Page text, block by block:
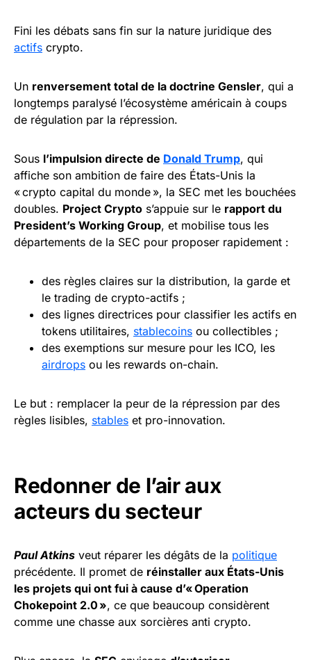
Fini les débats sans fin sur la nature juridique des
actifs crypto.
Un renversement total de la doctrine Gensler, qui a
longtemps paralysé l’écosystème américain à coups
de régulation par la répression.
Sous l’impulsion directe de Donald Trump, qui
affiche son ambition de faire des États-Unis la
« crypto capital du monde », la SEC met les bouchées
doubles. Project Crypto s’appuie sur le rapport du
President’s Working Group, et mobilise tous les
départements de la SEC pour proposer rapidement :
des règles claires sur la distribution, la garde et
le trading de crypto-actifs ;
des lignes directrices pour classifier les actifs en
tokens utilitaires, stablecoins ou collectibles ;
des exemptions sur mesure pour les ICO, les
airdrops ou les rewards on-chain.
Le but : remplacer la peur de la répression par des
règles lisibles, stables et pro-innovation.
Redonner de l’air aux
acteurs du secteur
Paul Atkins veut réparer les dégâts de la politique
précédente. Il promet de réinstaller aux États-Unis
les projets qui ont fui à cause d’« Operation
Chokepoint 2.0 », ce que beaucoup considèrent
comme une chasse aux sorcières anti crypto.